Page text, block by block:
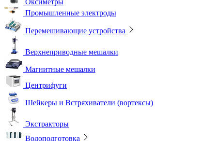
Оксиметры
Промышленные электроды
Перемешивающие устройства
Верхнеприводные мешалки
Магнитные мешалки
Центрифуги
Шейкеры и Встряхиватели (вортексы)
Экстракторы
Водоподготовка